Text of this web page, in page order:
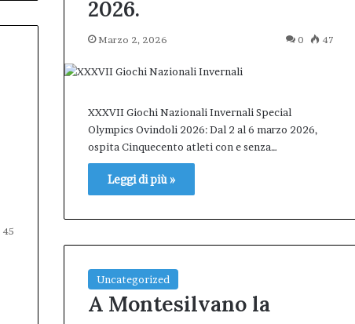
2026.
Marzo 2, 2026 0 47
XXXVII Giochi Nazionali Invernali Special
Olympics Ovindoli 2026: Dal 2 al 6 marzo 2026,
ospita Cinquecento atleti con e senza…
Leggi di più »
45
Uncategorized
A Montesilvano la